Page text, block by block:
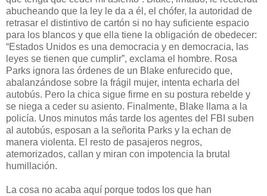
abucheando que la ley le da a él, el chófer, la autoridad de
retrasar el distintivo de cartón si no hay suficiente espacio
para los blancos y que ella tiene la obligación de obedecer:
“Estados Unidos es una democracia y en democracia, las
leyes se tienen que cumplir”, exclama el hombre. Rosa
Parks ignora las órdenes de un Blake enfurecido que,
abalanzándose sobre la frágil mujer, intenta echarla del
autobús. Pero la chica sigue firme en su postura rebelde y
se niega a ceder su asiento. Finalmente, Blake llama a la
policía. Unos minutos más tarde los agentes del FBI suben
al autobús, esposan a la señorita Parks y la echan de
manera violenta. El resto de pasajeros negros,
atemorizados, callan y miran con impotencia la brutal
humillación.
La cosa no acaba aquí porque todos los que han